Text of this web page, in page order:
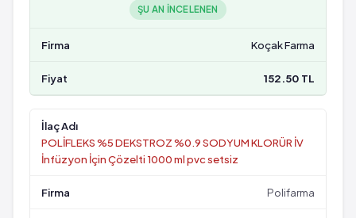
ŞU AN INCELENEN
Koçak Farma
152.50 TL
POLİFLEKS %5 DEKSTROZ %0.9 SODYUM KLORÜR İV
İnfüzyon İçin Çözelti 1000 ml pvc setsiz
Polifarma